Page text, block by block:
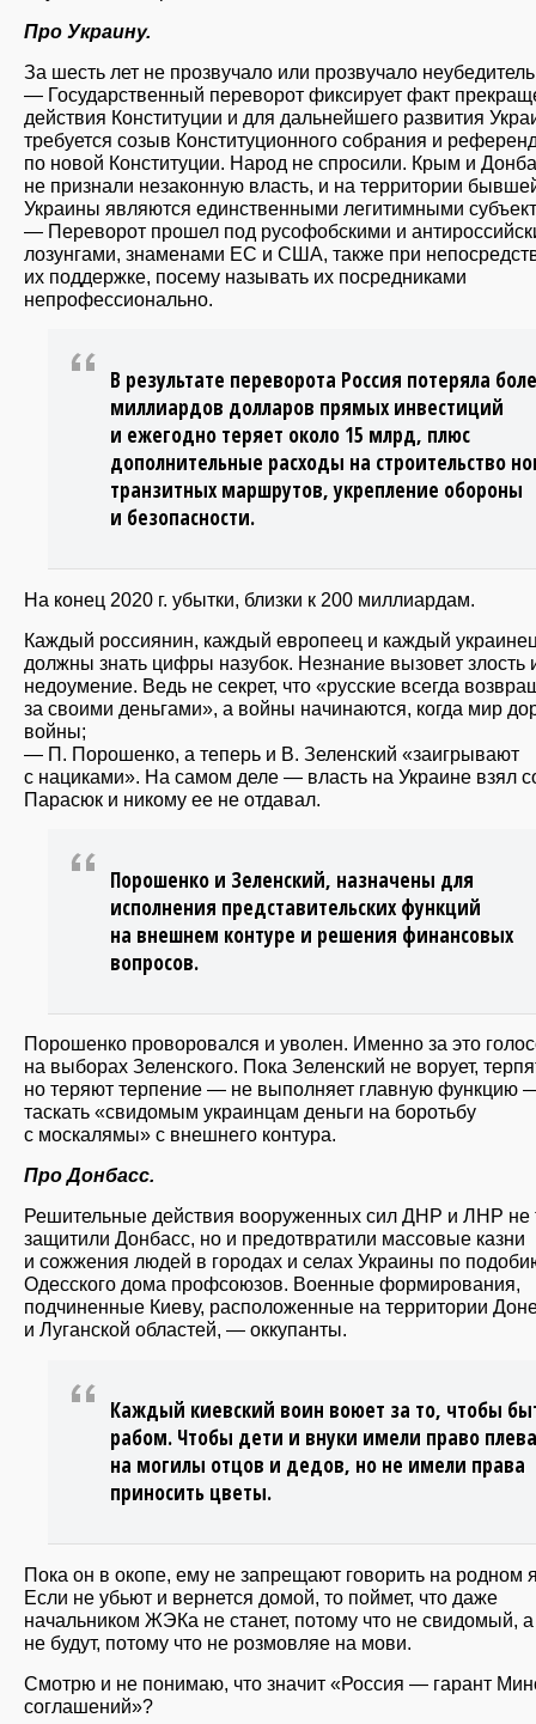
Про Украину.
За шесть лет не прозвучало или прозвучало
— Государственный переворот фиксирует факт
действия Конституции и для дальнейшего развития
требуется созыв Конституционного собрания и
по новой Конституции. Народ не спросили. Крым и
не признали незаконную власть, и на территории
Украины являются единственными легитимными
— Переворот прошел под русофобскими и
лозунгами, знаменами ЕС и США, также при
их поддержке, посему называть их посредниками
непрофессионально.
В результате переворота Россия потеряла
миллиардов долларов прямых инвестиций
и ежегодно теряет около 15 млрд, плюс
дополнительные расходы на строительство
транзитных маршрутов, укрепление обороны
и безопасности.
На конец 2020 г. убытки, близки к 200 миллиардам.
Каждый россиянин, каждый европеец и каждый
должны знать цифры назубок. Незнание вызовет злость
недоумение. Ведь не секрет, что «русские всегда
за своими деньгами», а войны начинаются, когда мир
войны;
— П. Порошенко, а теперь и В. Зеленский «заигрывают
с нациками». На самом деле — власть на Украине взял
Парасюк и никому ее не отдавал.
Порошенко и Зеленский, назначены для
исполнения представительских функций
на внешнем контуре и решения финансовых
вопросов.
Порошенко проворовался и уволен. Именно за это
на выборах Зеленского. Пока Зеленский не ворует,
но теряют терпение — не выполняет главную функцию
таскать «свидомым украинцам деньги на боротьбу
с москалямы» с внешнего контура.
Про Донбасс.
Решительные действия вооруженных сил ДНР и ЛНР не
защитили Донбасс, но и предотвратили массовые казни
и сожжения людей в городах и селах Украины по
Одесского дома профсоюзов. Военные формирования,
подчиненные Киеву, расположенные на территории
и Луганской областей, — оккупанты.
Каждый киевский воин воюет за то, чтобы
рабом. Чтобы дети и внуки имели право
на могилы отцов и дедов, но не имели права
приносить цветы.
Пока он в окопе, ему не запрещают говорить на родном
Если не убьют и вернется домой, то поймет, что даже
начальником ЖЭКа не станет, потому что не свидомый, а
не будут, потому что не розмовляе на мови.
Смотрю и не понимаю, что значит «Россия — гарант
соглашений»?